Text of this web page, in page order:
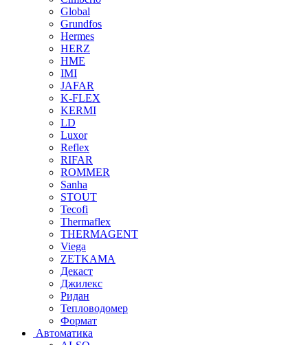
Global
Grundfos
Hermes
HERZ
HME
IMI
JAFAR
K-FLEX
KERMI
LD
Luxor
Reflex
RIFAR
ROMMER
Sanha
STOUT
Tecofi
Thermaflex
THERMAGENT
Viega
ZETKAMA
Декаст
Джилекс
Ридан
Тепловодомер
Формат
Автоматика